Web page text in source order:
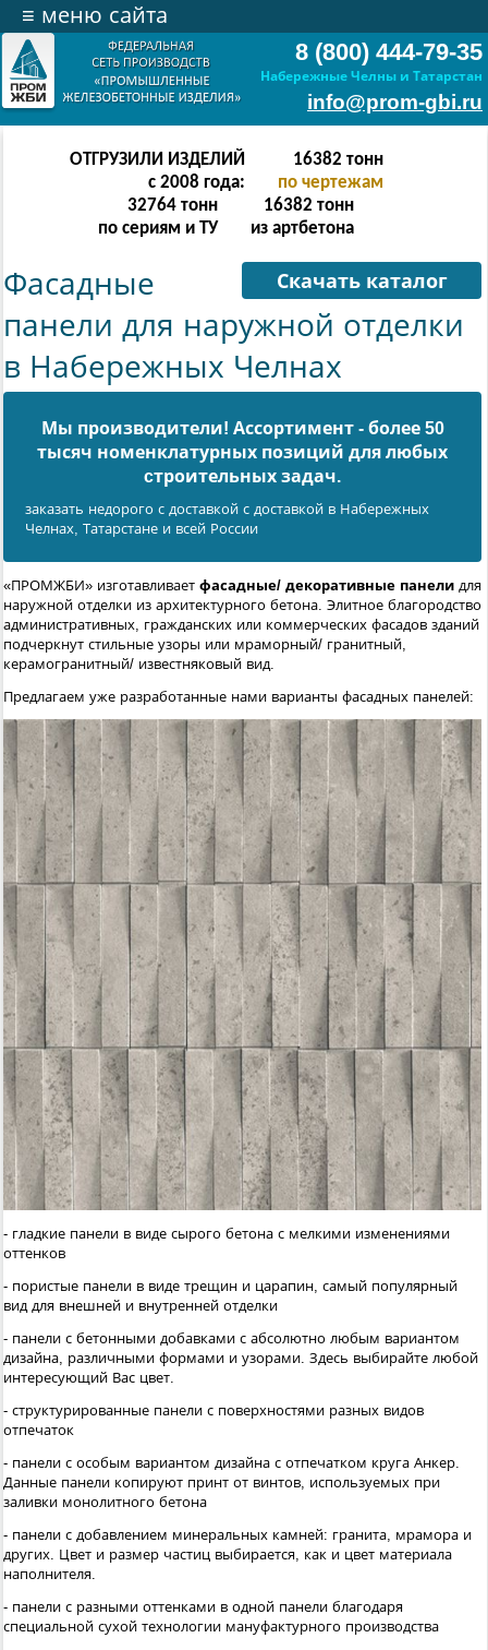
8 (800) 444-79-35
Набережные Челны и Татарстан
info@prom-gbi.ru
≡ меню сайта
ОТГРУЗИЛИ ИЗДЕЛИЙ
с 2008 года:
65534 тонн
по чертежам
131068 тонн
по сериям и ТУ
65534 тонн
из артбетона
Скачать каталог
Фасадные
панели для наружной отделки
в Набережных Челнах
Мы производители! Ассортимент - более 50
тысяч номенклатурных позиций для любых
cтроительных задач.
заказать недорого с доставкой с доставкой в Набережных
Челнах, Татарстане и всей России
«ПРОМЖБИ» изготавливает фасадные/ декоративные панели для
наружной отделки из архитектурного бетона. Элитное благородство
административных, гражданских или коммерческих фасадов зданий
подчеркнут стильные узоры или мраморный/ гранитный,
керамогранитный/ известняковый вид.
Предлагаем уже разработанные нами варианты фасадных панелей:
- гладкие панели в виде сырого бетона с мелкими изменениями
оттенков
- пористые панели в виде трещин и царапин, самый популярный
вид для внешней и внутренней отделки
- панели с бетонными добавками с абсолютно любым вариантом
дизайна, различными формами и узорами. Здесь выбирайте любой
интересующий Вас цвет.
- структурированные панели с поверхностями разных видов
отпечаток
- панели с особым вариантом дизайна с отпечатком круга Анкер.
Данные панели копируют принт от винтов, используемых при
заливки монолитного бетона
- панели с добавлением минеральных камней: гранита, мрамора и
других. Цвет и размер частиц выбирается, как и цвет материала
наполнителя.
- панели с разными оттенками в одной панели благодаря
специальной сухой технологии мануфактурного производства